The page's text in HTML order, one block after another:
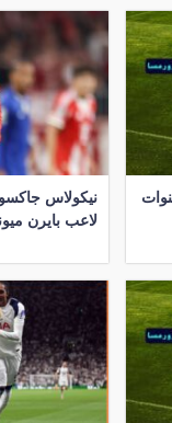
10-2025 والقنوات
نيكولاس
لاعب بايرن